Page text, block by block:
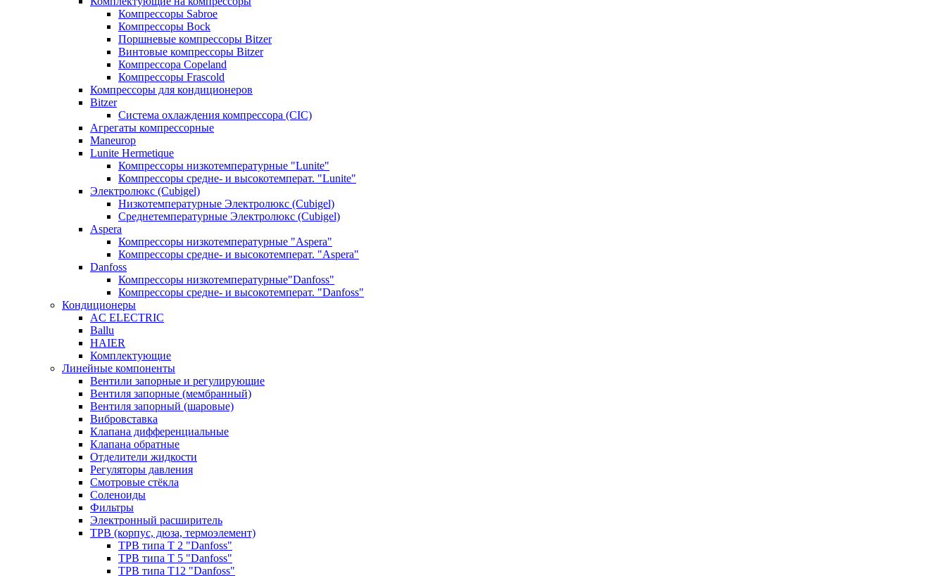
Компрессоры Sabroe
Компрессоры Bock
Поршневые компрессоры Bitzer
Винтовые компрессоры Bitzer
Компрессора Copeland
Компрессоры Frascold
Компрессоры для кондиционеров
Bitzer
Система охлаждения компрессора (CIC)
Агрегаты компрессорные
Maneurop
Lunite Hermetique
Компрессоры низкотемпературные "Lunite"
Компрессоры средне- и высокотемперат. "Lunite"
Электролюкс (Cubigel)
Низкотемпературные Электролюкс (Cubigel)
Среднетемпературные Электролюкс (Cubigel)
Aspera
Компрессоры низкотемпературные "Aspera"
Компрессоры средне- и высокотемперат. "Aspera"
Danfoss
Компрессоры низкотемпературные"Danfoss"
Компрессоры средне- и высокотемперат. "Danfoss"
Кондиционеры
AC ELECTRIC
Ballu
HAIER
Комплектующие
Линейные компоненты
Вентили запорные и регулирующие
Вентиля запорные (мембранный)
Вентиля запорный (шаровые)
Вибровставка
Клапана дифференциальные
Клапана обратные
Отделители жидкости
Регуляторы давления
Смотровые стёкла
Соленоиды
Фильтры
Электронный расширитель
ТРВ (корпус, дюза, термоэлемент)
ТРВ типа Т 2 "Danfoss"
ТРВ типа Т 5 "Danfoss"
ТРВ типа Т12 "Danfoss"